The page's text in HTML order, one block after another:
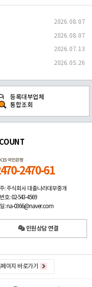
2026. 08. 07
2026. 08. 07
2026. 07. 13
2026. 05. 26
등록대부업체
통합조회
2470-61
: 주식회사 대출나라대부중개
호: 02-543-4569
: na-0366@naver.com
민원상담 연결
이지 바로가기